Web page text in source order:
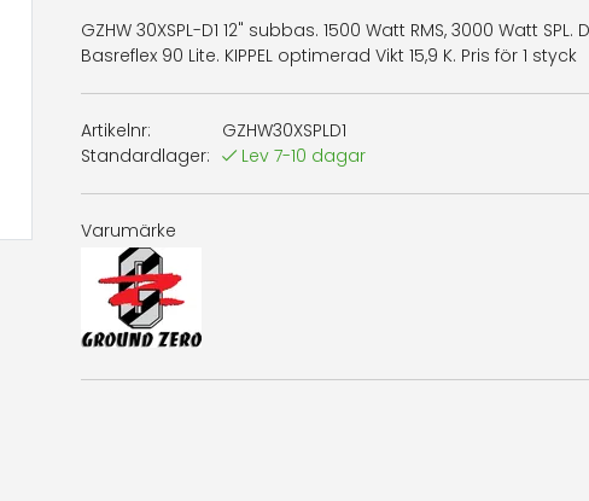
GZHW 30XSPL-D1 12" subbas. 1500 Watt RMS, 3000 Watt
Basreflex 90 Lite. KIPPEL optimerad Vikt 15,9 K. Pris för 1 styck
Artikelnr:
GZHW30XSPLD1
Standardlager:
Lev 7-10 dagar
Varumärke